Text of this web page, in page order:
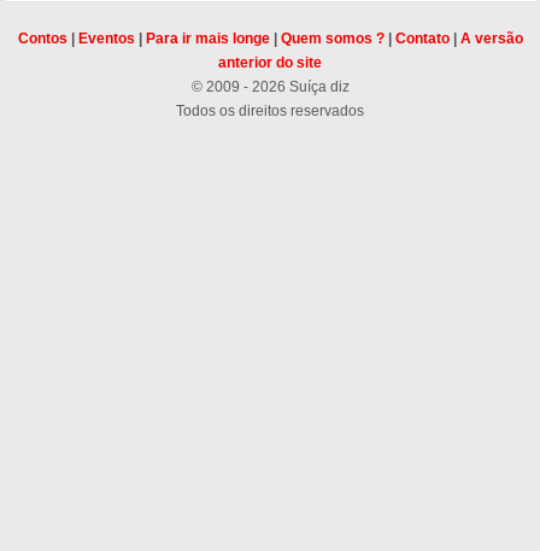
Contos Eventos Para ir mais longe| Quem somos ?| Contato| A versão
anterior do site
© 2009 - 2026 Suíça diz
Todos os direitos reservados